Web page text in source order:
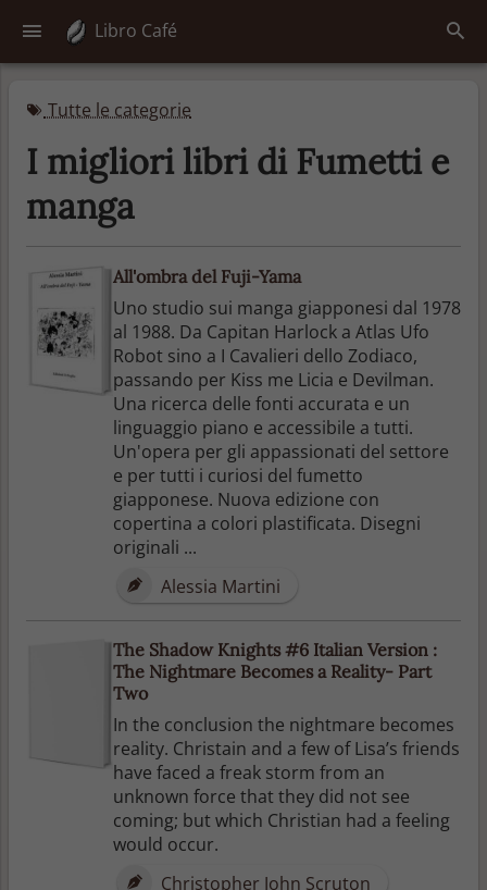
Libro Café
Tutte le categorie
I migliori libri di Fumetti e
manga
All'ombra del Fuji-Yama
Uno studio sui manga giapponesi dal 1978
al 1988. Da Capitan Harlock a Atlas Ufo
Robot sino a I Cavalieri dello Zodiaco,
passando per Kiss me Licia e Devilman.
Una ricerca delle fonti accurata e un
linguaggio piano e accessibile a tutti.
Un'opera per gli appassionati del settore
e per tutti i curiosi del fumetto
giapponese. Nuova edizione con
copertina a colori plastificata. Disegni
originali ...
Alessia Martini
The Shadow Knights #6 Italian Version :
The Nightmare Becomes a Reality- Part
Two
In the conclusion the nightmare becomes
reality. Christain and a few of Lisa’s friends
have faced a freak storm from an
unknown force that they did not see
coming; but which Christian had a feeling
would occur.
Christopher John Scruton